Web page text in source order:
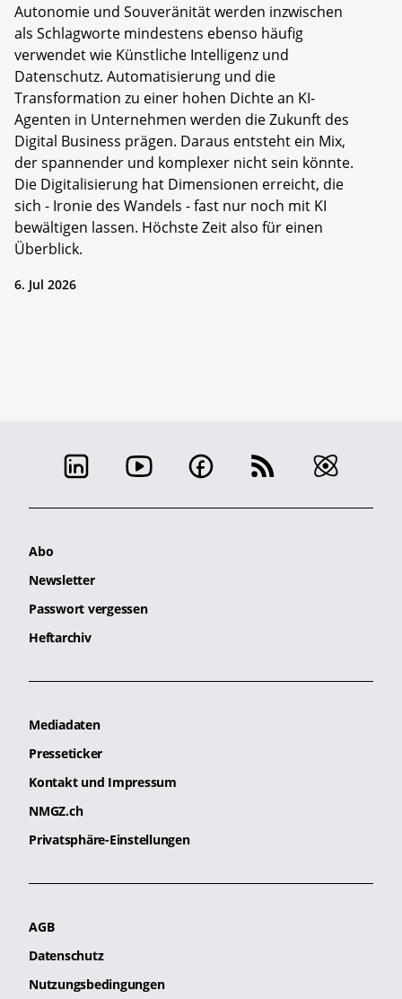
Autonomie und Souveränität werden inzwischen
als Schlagworte mindestens ebenso häufig
verwendet wie Künstliche Intelligenz und
Datenschutz. Automatisierung und die
Transformation zu einer hohen Dichte an KI-
Agenten in Unternehmen werden die Zukunft des
Digital Business prägen. Daraus entsteht ein Mix,
der spannender und komplexer nicht sein könnte.
Die Digitalisierung hat Dimensionen erreicht, die
sich - Ironie des Wandels - fast nur noch mit KI
bewältigen lassen. Höchste Zeit also für einen
Überblick.
6. Jul 2026
Abo
Newsletter
Passwort vergessen
Heftarchiv
Mediadaten
Presseticker
Kontakt und Impressum
NMGZ.ch
Privatsphäre-Einstellungen
AGB
Datenschutz
Nutzungsbedingungen